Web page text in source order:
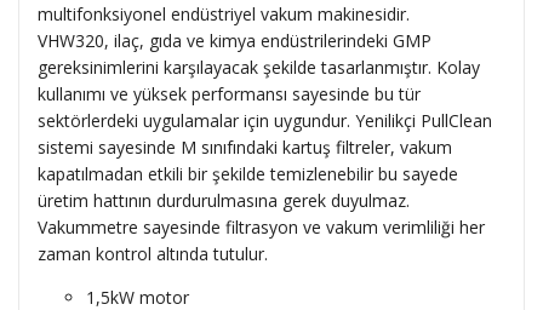
multifonksiyonel endüstriyel vakum makinesidir.
VHW320, ilaç, gıda ve kimya endüstrilerindeki GMP
gereksinimlerini karşılayacak şekilde tasarlanmıştır. Kolay
kullanımı ve yüksek performansı sayesinde bu tür
sektörlerdeki uygulamalar için uygundur. Yenilikçi PullClean
sistemi sayesinde M sınıfındaki kartuş filtreler, vakum
kapatılmadan etkili bir şekilde temizlenebilir bu sayede
üretim hattının durdurulmasına gerek duyulmaz.
Vakummetre sayesinde filtrasyon ve vakum verimliliği her
zaman kontrol altında tutulur.
1,5kW motor